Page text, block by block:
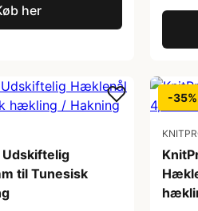
her
Udskiftelig
til Tunesisk
-35%